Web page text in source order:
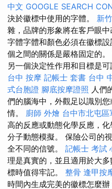
中文 GOOGLE SEARCH
決於徽標中使用的字體。 新
雜，品牌的形象將在客戶眼中
字體字體和顏色必須在徽標
個之間的關係是嚴格固定的。
另一個決定性作用和目標是
台中 按摩 記帳士 套書 台中
式台胞證 腳底按摩證照 人們
們的腦海中，外觀足以識別
情。 廚師 外燴 台中市北屯
高的反應或動態化學反應，
分子動態模擬。 保險公司的
全不同的信號。 記帳士 考試
理是真實的，並且適用於大
標時值得牢記。 整骨 逢甲按
時間內生成完美的徽標怎麼辦